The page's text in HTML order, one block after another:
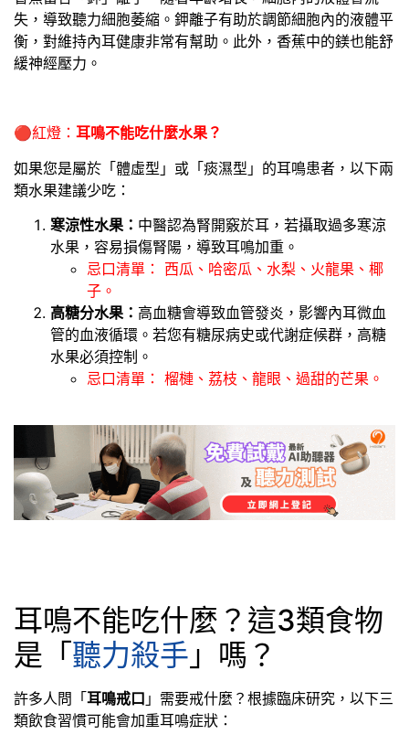
失，導致聽力細胞萎縮。鉀離子有助於調節細胞內的液體平
衡，對維持內耳健康非常有幫助。此外，香蕉中的鎂也能舒
緩神經壓力。
🔴紅燈： 耳鳴不能吃什麼水果？
如果您是屬於「體虛型」或「痰濕型」的耳鳴患者，以下兩
類水果建議少吃：
寒涼性水果： 中醫認為腎開竅於耳，若攝取過多寒涼
水果，容易損傷腎陽，導致耳鳴加重。
忌口清單： 西瓜、哈密瓜、水梨、火龍果、椰
子。
高糖分水果： 高血糖會導致血管發炎，影響內耳微血
管的血液循環。若您有糖尿病史或代謝症候群，高糖
水果必須控制。
忌口清單： 榴槤、荔枝、龍眼、過甜的芒果。
耳鳴不能吃什麼？這3類食物
是「 聽力殺手 」嗎？
許多人問「耳鳴戒口 」需要戒什麼？根據臨床研究，以下三
類飲食習慣可能會加重耳鳴症狀：